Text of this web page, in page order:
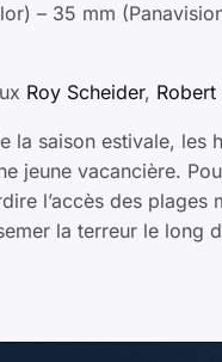
– 35 mm
Roy Scheider, Robert
la saison estivale, les
jeune vacancière.
l’accès des
la terreur le long